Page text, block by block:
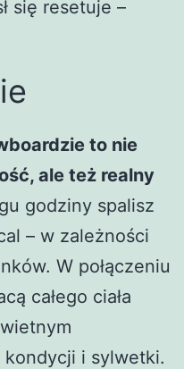
się resetuje –
to nie
ale też realny
godziny spalisz
– w zależności
W połączeniu
całego ciała
i sylwetki.